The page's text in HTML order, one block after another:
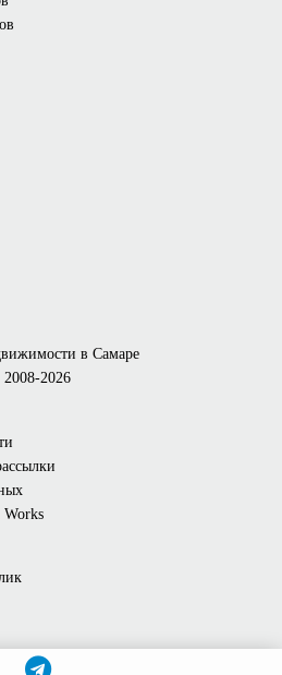
в Самаре
2026